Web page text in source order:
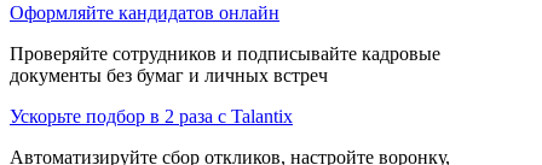
Оформляйте кандидатов онлайн
Проверяйте сотрудников и подписывайте кадровые
документы без бумаг и личных встреч
Ускорьте подбор в 2 раза с Talantix
Автоматизируйте сбор откликов, настройте воронку,